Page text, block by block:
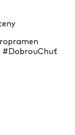
#DobrouChuť